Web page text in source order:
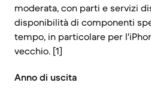
moderata, con parti e servizi
disponibilità di componenti
tempo, in particolare per
vecchio. [1]
Anno di uscita